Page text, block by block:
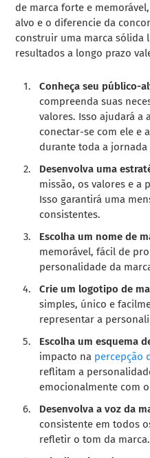
de marca forte e
alvo e o diferencie da
construir uma marca sólida
resultados a longo prazo
Conheça seu público-
compreenda suas
valores. Isso ajudará a
conectar-se com ele e
durante toda a jornada
Desenvolva uma
missão, os valores e a
Isso garantirá uma
consistentes.
Escolha um nome de
memorável, fácil de
personalidade da
Crie um logotipo de
simples, único e
representar a
Escolha um esquema
impacto na percepção
reflitam a
emocionalmente com
Desenvolva a voz da
consistente em todos
refletir o tom da marca.